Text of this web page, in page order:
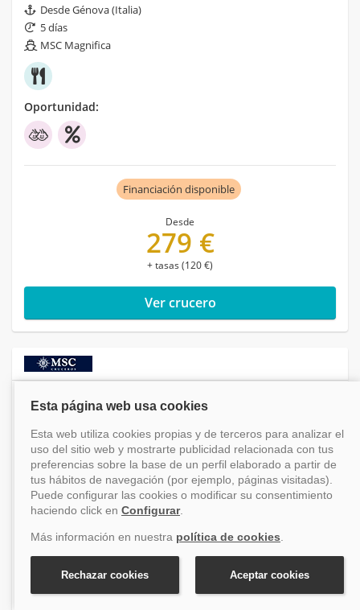
Desde Génova (Italia)
5 días
MSC Magnifica
Oportunidad:
Financiación disponible
Desde
279 €
+ tasas (120 €)
Ver crucero
7,6